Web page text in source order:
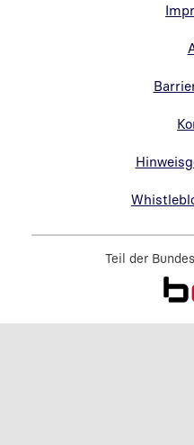
Teil der